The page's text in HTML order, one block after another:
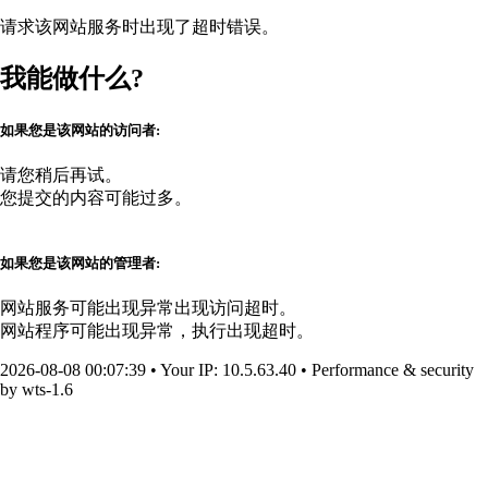
请求该网站服务时出现了超时错误。
我能做什么?
如果您是该网站的访问者:
请您稍后再试。
您提交的内容可能过多。
如果您是该网站的管理者:
网站服务可能出现异常出现访问超时。
网站程序可能出现异常，执行出现超时。
2026-08-08 00:07:39 • Your IP: 10.5.63.40 • Performance & security
by wts-1.6